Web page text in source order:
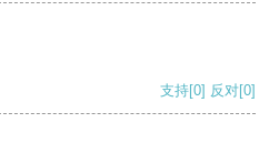
支持[0] 反对[0]